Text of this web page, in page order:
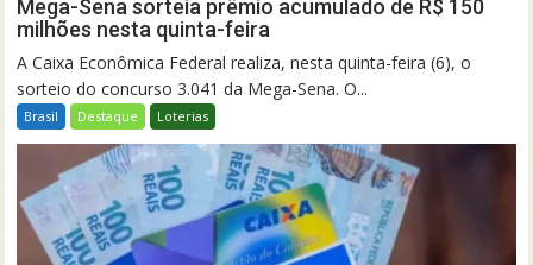
Mega-Sena sorteia prêmio acumulado de R$ 150
milhões nesta quinta-feira
A Caixa Econômica Federal realiza, nesta quinta-feira (6), o
sorteio do concurso 3.041 da Mega-Sena. O...
Brasil Destaque Loterias